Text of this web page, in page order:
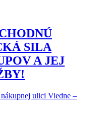
SILA
A JEJ
ulici Viedne –